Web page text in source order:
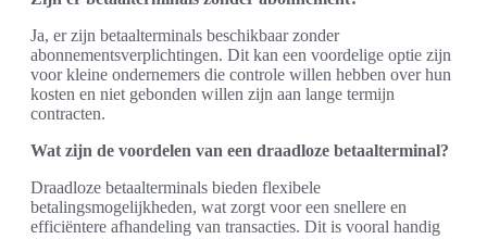
Ja, er zijn betaalterminals beschikbaar zonder
abonnementsverplichtingen. Dit kan een voordelige optie zijn
voor kleine ondernemers die controle willen hebben over hun
kosten en niet gebonden willen zijn aan lange termijn
contracten.
Wat zijn de voordelen van een draadloze betaalterminal?
Draadloze betaalterminals bieden flexibele
betalingsmogelijkheden, wat zorgt voor een snellere en
efficiëntere afhandeling van transacties. Dit is vooral handig